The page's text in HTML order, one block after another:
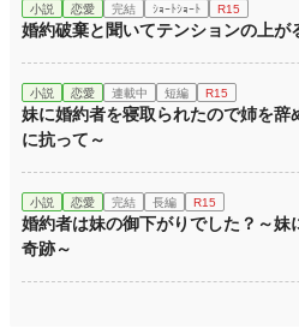
小説 恋愛 完結 ｼｮｰﾄｼｮｰﾄ R15
婚約破棄と聞いてテンションの上が
小説 恋愛 連載中 短編 R15
妹に婚約者を寝取られたので姉を辞
に抗って～
小説 恋愛 完結 長編 R15
婚約者は妹の御下がりでした？～妹
奇跡～